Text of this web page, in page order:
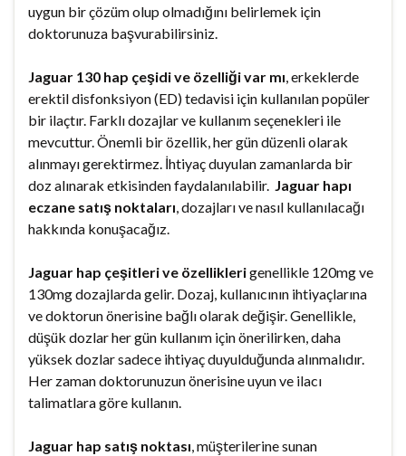
uygun bir çözüm olup olmadığını belirlemek için
doktorunuza başvurabilirsiniz.
Jaguar 130 hap çeşidi ve özelliği var mı, erkeklerde
erektil disfonksiyon (ED) tedavisi için kullanılan popüler
bir ilaçtır. Farklı dozajlar ve kullanım seçenekleri ile
mevcuttur. Önemli bir özellik, her gün düzenli olarak
alınmayı gerektirmez. İhtiyaç duyulan zamanlarda bir
doz alınarak etkisinden faydalanılabilir. Jaguar hapı
eczane satış noktaları, dozajları ve nasıl kullanılacağı
hakkında konuşacağız.
Jaguar hap çeşitleri ve özelliklerigenellikle 120mg ve
130mg dozajlarda gelir. Dozaj, kullanıcının ihtiyaçlarına
ve doktorun önerisine bağlı olarak değişir. Genellikle,
düşük dozlar her gün kullanım için önerilirken, daha
yüksek dozlar sadece ihtiyaç duyulduğunda alınmalıdır.
Her zaman doktorunuzun önerisine uyun ve ilacı
talimatlara göre kullanın.
Jaguar hap satış noktası, müşterilerine sunan